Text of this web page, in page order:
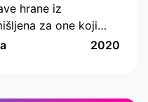
hrane iz
za one koji
da sami kupuju
sučelje s
2020